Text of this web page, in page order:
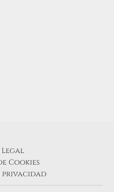
Legal
Cookies
privacidad